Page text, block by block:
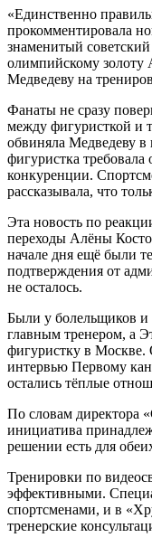
«Единственно
прокомментировала
знаменитый
олимпийскому золоту
Медведеву на
Фанаты не сразу
между фигуристкой и
обвиняла Медведеву в
фигуристка
конкуренции.
рассказывала, что
Эта новость по
переходы Алёны
начале дня ещё были
подтверждения от
не осталось.
Были у болельщиков и
главным тренером, а
фигуристку в Москве.
интервью Первому
остались тёплые
По словам директора
инициатива
решении есть для
Тренировки по
эффективными.
спортсменами, и в
тренерские